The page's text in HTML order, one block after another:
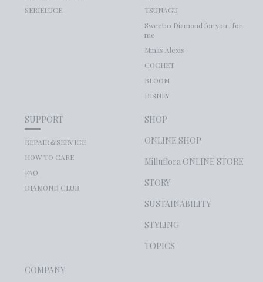
SERIELUCE
TSUNAGU
Sweet10 Diamond for you , for
me
Minas Alexis
COCHET
BLOOM
DISNEY
SUPPORT
REPAIR＆SERVICE
HOW TO CARE
FAQ
DIAMOND CLUB
SHOP
ONLINE SHOP
Milluflora ONLINE STORE
STORY
SUSTAINABILITY
STYLING
TOPICS
COMPANY